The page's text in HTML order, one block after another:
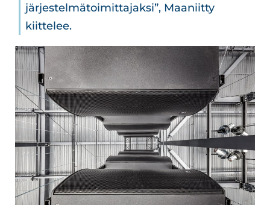
järjestelmätoimittajaksi”, Maaniitty
kiittelee.